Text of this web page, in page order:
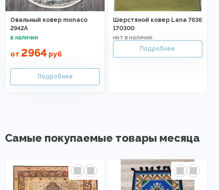
Овальный ковер monaco
2942A
от 2964 руб
Шерстяной ковер Lana 7636
170300
Самые покупаемые товары месяца